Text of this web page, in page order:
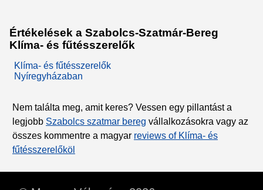
Értékelések a Szabolcs-Szatmár-Bereg
Klíma- és fűtésszerelők
Klíma- és fűtésszerelők
Nyíregyházaban
Nem találta meg, amit keres? Vessen egy pillantást a
legjobb Szabolcs szatmar bereg vállalkozásokra vagy az
összes kommentre a magyar reviews of Klíma- és
fűtésszerelőköl